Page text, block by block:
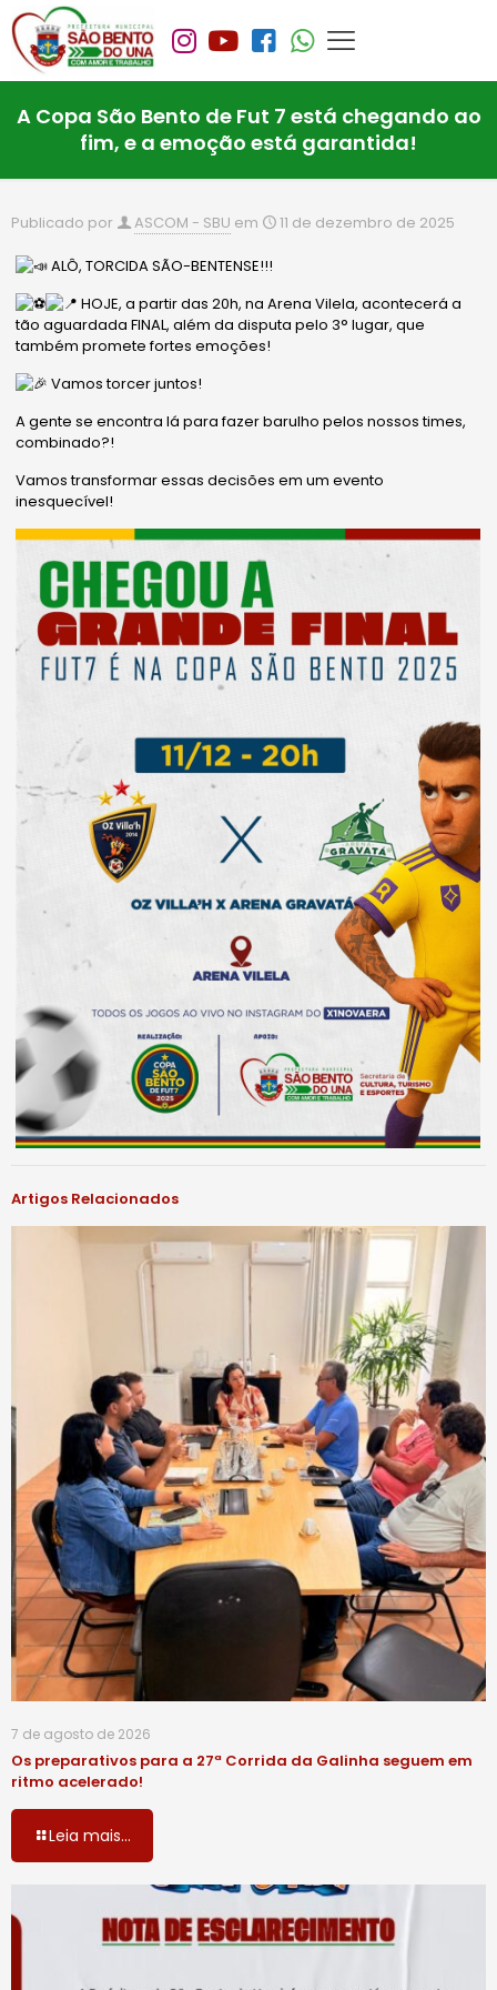
A Copa São Bento de Fut 7 está chegando ao
fim, e a emoção está garantida!
Publicado por ASCOM - SBU em 11 de dezembro de 2025
ALÔ, TORCIDA SÃO-BENTENSE!!!
HOJE, a partir das 20h, na Arena Vilela, acontecerá a
tão aguardada FINAL, além da disputa pelo 3° lugar, que
também promete fortes emoções!
Vamos torcer juntos!
A gente se encontra lá para fazer barulho pelos nossos times,
combinado?!
Vamos transformar essas decisões em um evento
inesquecível!
Artigos Relacionados
7 de agosto de 2026
Os preparativos para a 27ª Corrida da Galinha seguem em
ritmo acelerado!
Leia mais...